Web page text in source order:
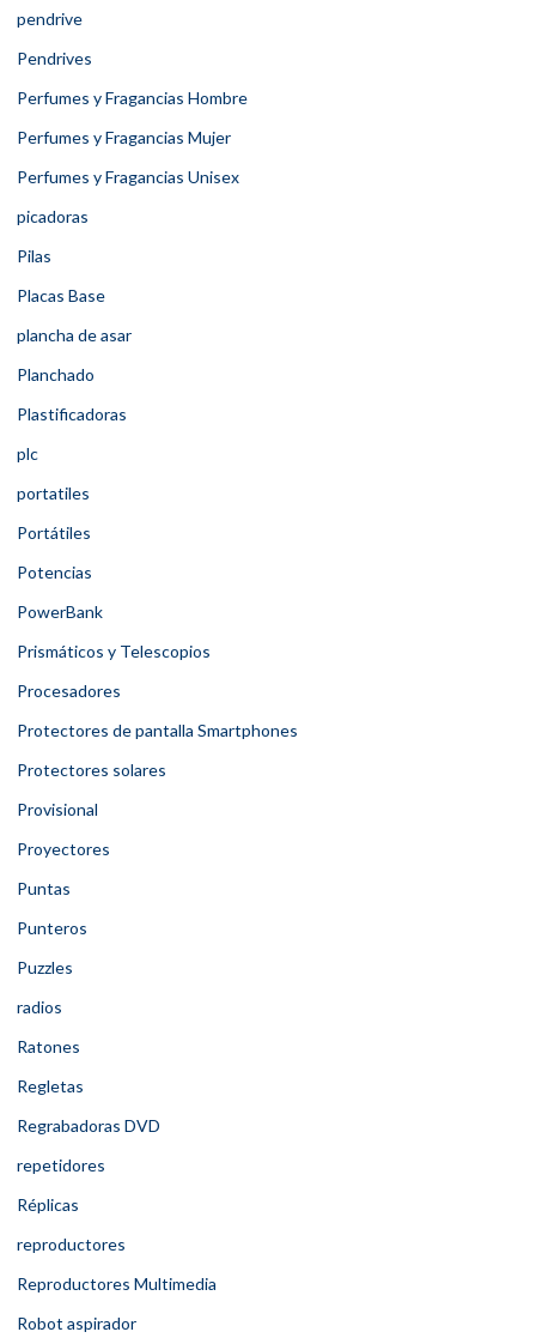
pendrive
Pendrives
Perfumes y Fragancias Hombre
Perfumes y Fragancias Mujer
Perfumes y Fragancias Unisex
picadoras
Pilas
Placas Base
plancha de asar
Planchado
Plastificadoras
plc
portatiles
Portátiles
Potencias
PowerBank
Prismáticos y Telescopios
Procesadores
Protectores de pantalla Smartphones
Protectores solares
Provisional
Proyectores
Puntas
Punteros
Puzzles
radios
Ratones
Regletas
Regrabadoras DVD
repetidores
Réplicas
reproductores
Reproductores Multimedia
Robot aspirador